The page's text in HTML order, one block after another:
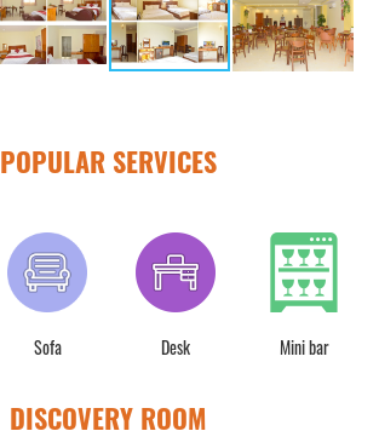
POPULAR SERVICES
Sofa Desk Mini bar
DISCOVERY ROOM